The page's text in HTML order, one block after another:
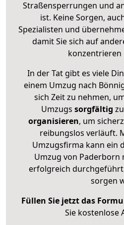
Straßensperrungen und
ist. Keine Sorgen,
Spezialisten und
damit Sie sich auf
konzentrieren
In der Tat gibt es viele
einem Umzug nach
sich Zeit zu nehmen,
Umzugs sorgfältig zu
organisieren, um
reibungslos verläuft.
Umzugsfirma kann ein
Umzug von Paderborn
erfolgreich
sorgen
Füllen Sie jetzt das
Sie kostenlose